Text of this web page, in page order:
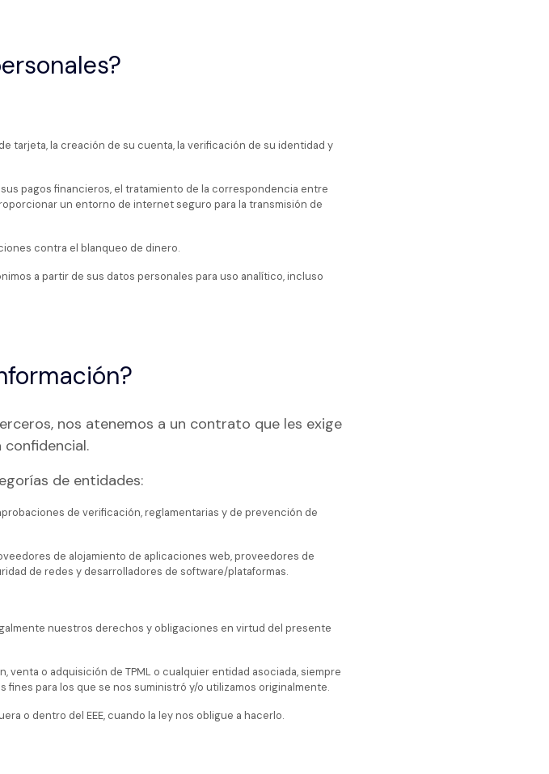
tarjeta, la creación de su cuenta, la verificación de su identidad y
pagos financieros, el tratamiento de la correspondencia entre
un entorno de internet seguro para la transmisión de
contra el blanqueo de dinero.
a partir de sus datos personales para uso analítico, incluso
nos atenemos a un contrato que les exige
de entidades:
de verificación, reglamentarias y de prevención de
de alojamiento de aplicaciones web, proveedores de
de redes y desarrolladores de software/plataformas.
nuestros derechos y obligaciones en virtud del presente
o adquisición de TPML o cualquier entidad asociada, siempre
para los que se nos suministró y/o utilizamos originalmente.
o dentro del EEE, cuando la ley nos obligue a hacerlo.